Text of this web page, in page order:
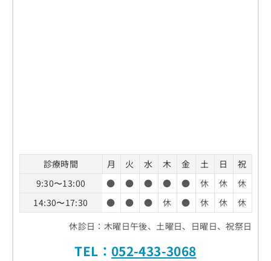
診療時間 月 火 水 木 金 土 日
祝
9:30〜13:00
● ● ● ● ● 休 休
休
14:30〜17:30
● ● ● 休 ● 休 休
休
休診日：木曜日午後、土曜日、日曜日、祝祭日
TEL： 052-433-3068